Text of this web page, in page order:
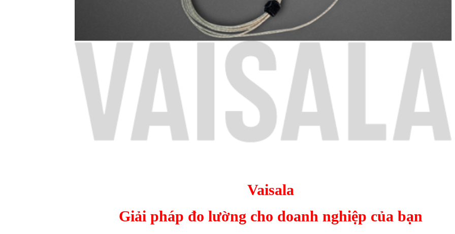
Vaisala
Giải pháp đo lường cho doanh nghiệp của bạn